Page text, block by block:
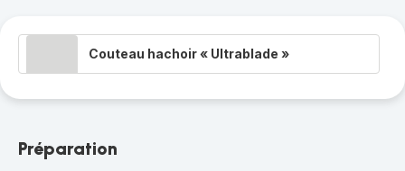
Couteau hachoir « Ultrablade »
Préparation